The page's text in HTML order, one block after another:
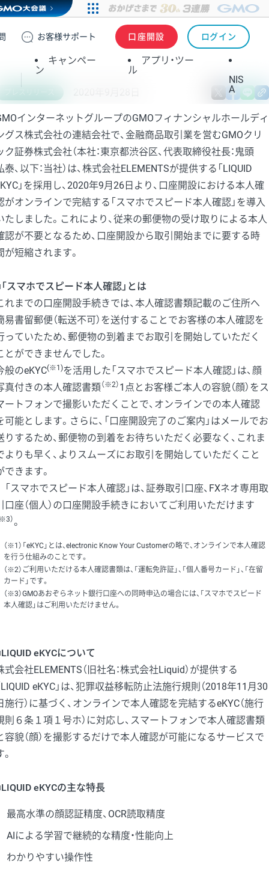
お客様サポート 口座開設 ログイン
キャンペー
ン
アプリ・ツー
ル
NIS
A
X
インターネットグループのGMOフィナンシャルホールディ
グス株式会社の連結会社で、金融商品取引業を営むGMOクリ
ク証券株式会社（本社：東京都渋谷区、代表取締役社長：鬼頭
泰、以下：当社）は、株式会社ELEMENTSが提供する「LIQUID
」を採用し、2020年9月26日より、口座開設における本人確
がオンラインで完結する「スマホでスピード本人確認」を導入
たしました。これにより、従来の郵便物の受け取りによる本人
認が不要となるため、口座開設から取引開始までに要する時
が短縮されます。
スマホでスピード本人確認」とは
れまでの口座開設手続きでは、本人確認書類記載のご住所へ
易書留郵便（転送不可）を送付することでお客様の本人確認を
っていたため、郵便物の到着までお取引を開始していただく
とができませんでした。
般のeKYC(※1)を活用した「スマホでスピード本人確認」は、顔
真付きの本人確認書類（※2） 1点とお客様ご本人の容貌（顔）をス
ートフォンで撮影いただくことで、オンラインでの本人確認
可能とします。さらに、「口座開設完了のご案内」はメールでお
りするため、郵便物の到着をお待ちいただく必要なく、これま
よりも早く、よりスムーズにお取引を開始していただくこと
できます。
スマホでスピード本人確認」は、証券取引口座、FXネオ専用取
口座（個人）の口座開設手続きにおいてご利用いただけます
）。
（※1）「eKYC」とは、electronic Know Your Customerの略で、オンラインで本人確認
を行う仕組みのことです。
（※2）ご利用いただける本人確認書類は、「運転免許証」、「個人番号カード」、「在留
カード」です。
（※3）GMOあおぞらネット銀行口座への同時申込の場合には、「スマホでスピード
本人確認」はご利用いただけません。
eKYCについて
式会社ELEMENTS（旧社名：株式会社Liquid）が提供する
LIQUID eKYC」は、犯罪収益移転防止法施行規則（2018年11月30
施行）に基づく、オンラインで本人確認を完結するeKYC（施行
則６条１項１号ホ）に対応し、スマートフォンで本人確認書類
容貌（顔）を撮影するだけで本人確認が可能になるサービスで
eKYCの主な特長
最高水準の顔認証精度、OCR読取精度
AIによる学習で継続的な精度・性能向上
わかりやすい操作性